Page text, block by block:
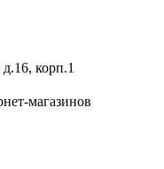
корп.1
магазинов